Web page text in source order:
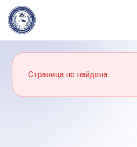
Страница не найдена